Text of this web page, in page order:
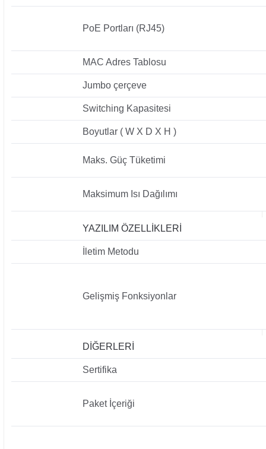
PoE Portları (RJ45)
MAC Adres Tablosu
Jumbo çerçeve
Switching Kapasitesi
Boyutlar ( W X D X H )
Maks. Güç Tüketimi
Maksimum Isı Dağılımı
YAZILIM ÖZELLİKLERİ
İletim Metodu
Gelişmiş Fonksiyonlar
DİĞERLERİ
Sertifika
Paket İçeriği